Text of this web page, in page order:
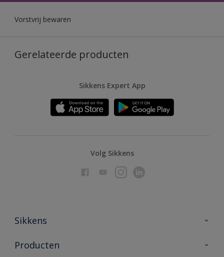
Vorstvrij bewaren
Gerelateerde producten
Sikkens Expert App
Volg Sikkens
Sikkens
Over Sikkens
Producten